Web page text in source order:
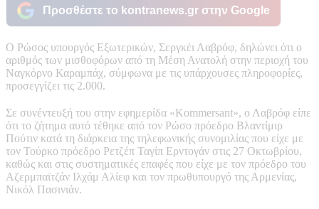
Προσθέστε το kontranews.gr στην Google
Ο Ρώσος υπουργός Εξωτερικών, Σεργκέι Λαβρόφ, δηλώνει ότι ο
αριθμός των μισθοφόρων από τη Μέση Ανατολή στην περιοχή του
Ναγκόρνο Καραμπάχ, σύμφωνα με τις υπάρχουσες πληροφορίες,
προσεγγίζει τις 2.000.
Σε συνέντευξή του στην εφημερίδα «Kommersant», ο Λαβρόφ είπε
ότι το ζήτημα αυτό τέθηκε από τον Ρώσο πρόεδρο Βλαντίμιρ
Πούτιν κατά τη διάρκεια της τηλεφωνικής συνομιλίας που είχε με
τον Τούρκο πρόεδρο Ρετζέπ Ταγίπ Ερντογάν στις 27 Οκτωβρίου,
καθώς και στις συστηματικές επαφές που είχε με τον πρόεδρο του
Αζερμπαϊτζάν Ιλχάμ Αλίεφ και τον πρωθυπουργό της Αρμενίας,
Νικόλ Πασινιάν.